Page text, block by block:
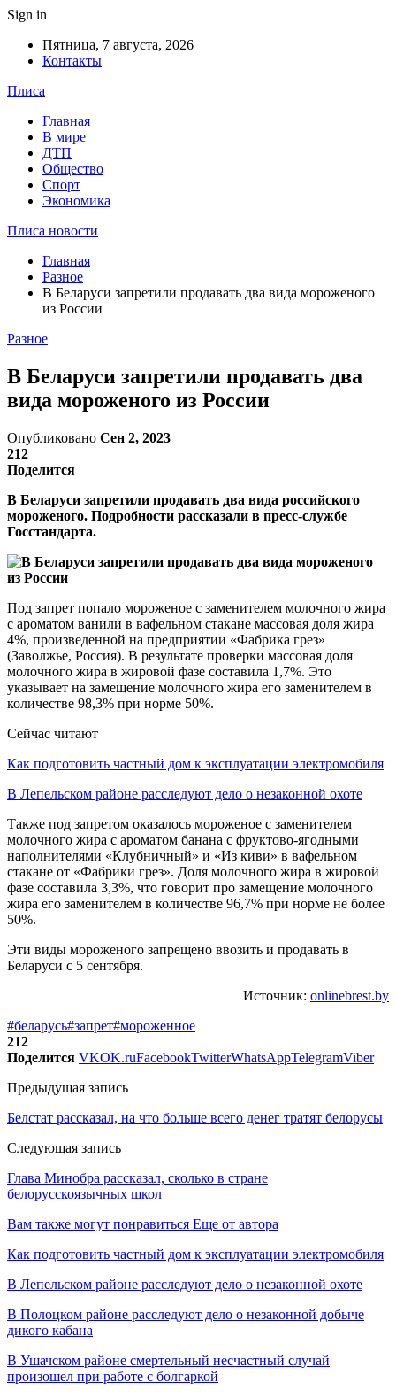
Sign in
Пятница, 7 августа, 2026
Контакты
Плиса
Главная
В мире
ДТП
Общество
Спорт
Экономика
Плиса новости
Главная
Разное
В Беларуси запретили продавать два вида мороженого
из России
Разное
В Беларуси запретили продавать два
вида мороженого из России
Опубликовано Сен 2, 2023
212
Поделится
В Беларуси запретили продавать два вида российского
мороженого. Подробности рассказали в пресс-службе
Госстандарта.
Под запрет попало мороженое с заменителем молочного жира
с ароматом ванили в вафельном стакане массовая доля жира
4%, произведенной на предприятии «Фабрика грез»
(Заволжье, Россия). В результате проверки массовая доля
молочного жира в жировой фазе составила 1,7%. Это
указывает на замещение молочного жира его заменителем в
количестве 98,3% при норме 50%.
Сейчас читают
Как подготовить частный дом к эксплуатации электромобиля
В Лепельском районе расследуют дело о незаконной охоте
Также под запретом оказалось мороженое с заменителем
молочного жира с ароматом банана с фруктово-ягодными
наполнителями «Клубничный» и «Из киви» в вафельном
стакане от «Фабрики грез». Доля молочного жира в жировой
фазе составила 3,3%, что говорит про замещение молочного
жира его заменителем в количестве 96,7% при норме не более
50%.
Эти виды мороженого запрещено ввозить и продавать в
Беларуси с 5 сентября.
Источник: onlinebrest.by
#беларусь#запрет#мороженное
212
Поделится VKOK.ruFacebookTwitterWhatsAppTelegramViber
Предыдущая запись
Белстат рассказал, на что больше всего денег тратят белорусы
Следующая запись
Глава Минобра рассказал, сколько в стране
белорусскоязычных школ
Вам также могут понравиться Еще от автора
Как подготовить частный дом к эксплуатации электромобиля
В Лепельском районе расследуют дело о незаконной охоте
В Полоцком районе расследуют дело о незаконной добыче
дикого кабана
В Ушачском районе смертельный несчастный случай
произошел при работе с болгаркой